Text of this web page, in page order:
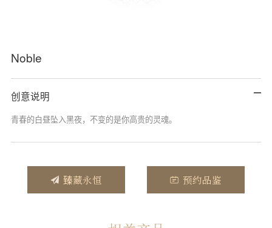
Noble
创意说明
青春的白昼坠入黑夜，不变的是你高贵的灵魂。
臻藏永恒 预约品鉴